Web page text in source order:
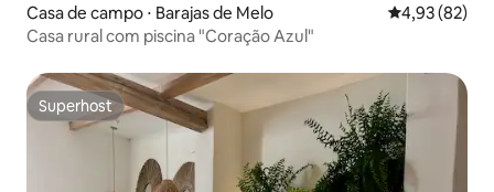
Casa de campo ⋅ Barajas de Melo 4,93 de uma
4,93 (82)
Casa rural com piscina "Coração Azul"
Superhost
Superhost